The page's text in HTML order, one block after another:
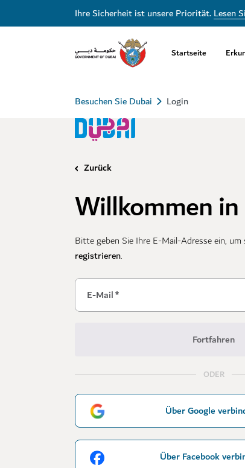
Ihre Sicherheit ist unsere Priorität.Lesen
Startseite
Besuchen Sie Dubai Login
Zurück
Willkommen
Bitte geben Sie Ihre E-Mail-Adresse ein, um
registrieren.
E-Mail*
Fortfahren
ODER
Über Google
Über Facebook